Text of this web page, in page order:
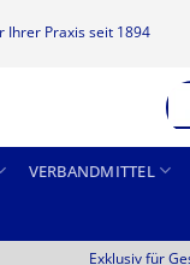
Ihrer Praxis seit 1894
VERBANDMITTEL
Exklusiv für